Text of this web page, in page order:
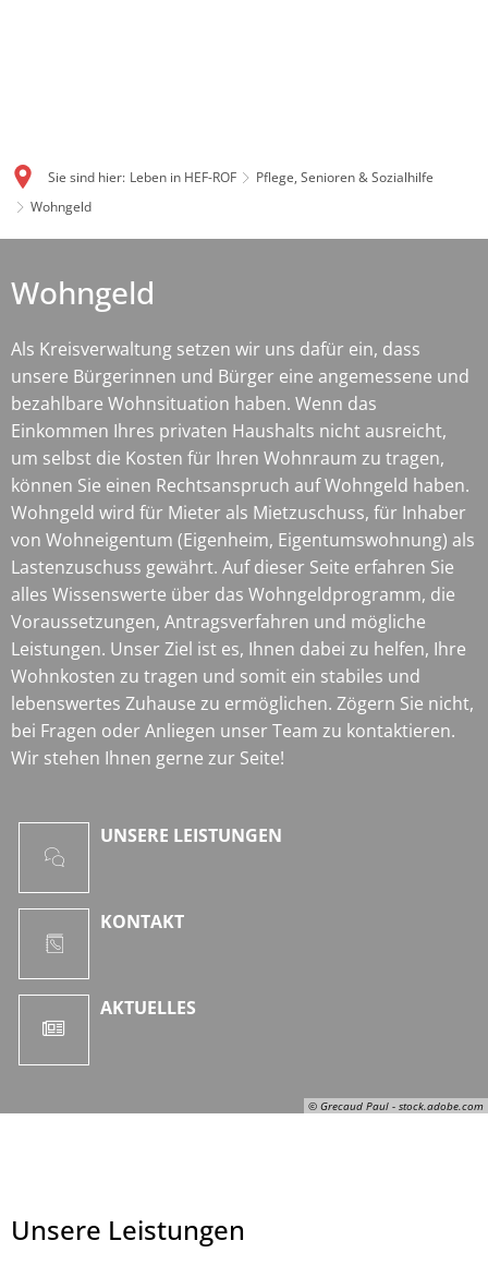
Sie sind hier: Leben in HEF-ROF
Pflege, Senioren & Sozialhilfe
Wohngeld
© Grecaud Paul - stock.adobe.com
Wohngeld
Als Kreisverwaltung setzen wir uns dafür ein, dass
unsere Bürgerinnen und Bürger eine angemessene und
bezahlbare Wohnsituation haben. Wenn das
Einkommen Ihres privaten Haushalts nicht ausreicht,
um selbst die Kosten für Ihren Wohnraum zu tragen,
können Sie einen Rechtsanspruch auf Wohngeld haben.
Wohngeld wird für Mieter als Mietzuschuss, für Inhaber
von Wohneigentum (Eigenheim, Eigentumswohnung) als
Lastenzuschuss gewährt. Auf dieser Seite erfahren Sie
alles Wissenswerte über das Wohngeldprogramm, die
Voraussetzungen, Antragsverfahren und mögliche
Leistungen. Unser Ziel ist es, Ihnen dabei zu helfen, Ihre
Wohnkosten zu tragen und somit ein stabiles und
lebenswertes Zuhause zu ermöglichen. Zögern Sie nicht,
bei Fragen oder Anliegen unser Team zu kontaktieren.
Wir stehen Ihnen gerne zur Seite!
UNSERE LEISTUNGEN
KONTAKT
AKTUELLES
Unsere Leistungen